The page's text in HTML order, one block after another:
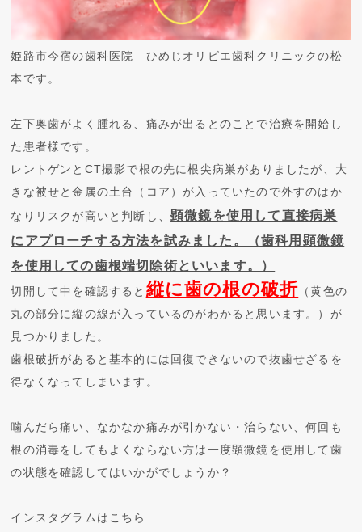
姫路市今宿の歯科医院 ひめじオリビエ歯科クリニックの松
本です。
左下奥歯がよく腫れる、痛みが出るとのことで治療を開始し
た患者様です。
レントゲンとCT撮影で根の先に根尖病巣がありましたが、大
きな被せと金属の土台（コア）が入っていたので外すのはか
なりリスクが高いと判断し、顕微鏡を使用して直接病巣
にアプローチする方法を試みました。（歯科用顕微鏡
を使用しての歯根端切除術といいます。）
切開して中を確認すると 縦に歯の根の破折 （黄色の
丸の部分に縦の線が入っているのがわかると思います。）が
見つかりました。
歯根破折があると基本的には回復できないので抜歯せざるを
得なくなってしまいます。
噛んだら痛い、なかなか痛みが引かない・治らない、何回も
根の消毒をしてもよくならない方は一度顕微鏡を使用して歯
の状態を確認してはいかがでしょうか？
インスタグラムはこちら